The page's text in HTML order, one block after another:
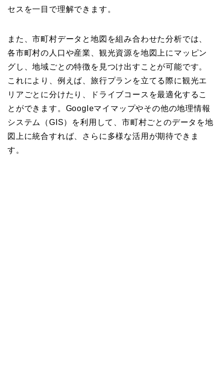
セスを一目で理解できます。
また、市町村データと地図を組み合わせた分析では、
各市町村の人口や産業、観光資源を地図上にマッピン
グし、地域ごとの特徴を見つけ出すことが可能です。
これにより、例えば、旅行プランを立てる際に観光エ
リアごとに分けたり、ドライブコースを最適化するこ
とができます。Googleマイマップやその他の地理情報
システム（GIS）を利用して、市町村ごとのデータを地
図上に統合すれば、さらに多様な活用が期待できま
す。